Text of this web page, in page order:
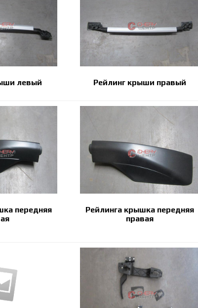
левый Рейлинг крыши правый
передняя
Рейлинга крышка передняя
правая